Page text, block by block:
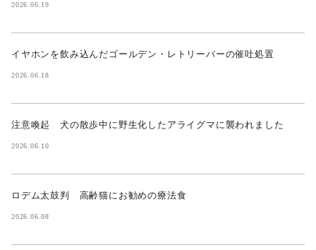
2026.06.19
イヤホンを飲み込んだゴールデン・レトリーバーの催吐処置
2026.06.18
注意喚起 犬の散歩中に野生化したアライグマに襲われました
2026.06.10
ロデム太鼓判 高齢猫にお勧めの療法食
2026.06.08